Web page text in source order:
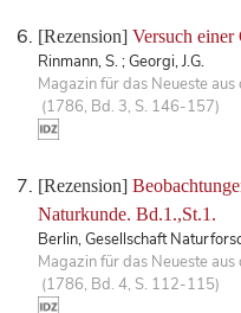
[Rezension] Versuch einer
Rinmann, S. ; Georgi, J.G.
Magazin für das Neueste
(1786, Bd. 3, S. 146-157)
[Rezension]
Naturkunde. Bd.1.,St.1.
Berlin, Gesellschaft
Magazin für das Neueste
(1786, Bd. 4, S. 112-115)